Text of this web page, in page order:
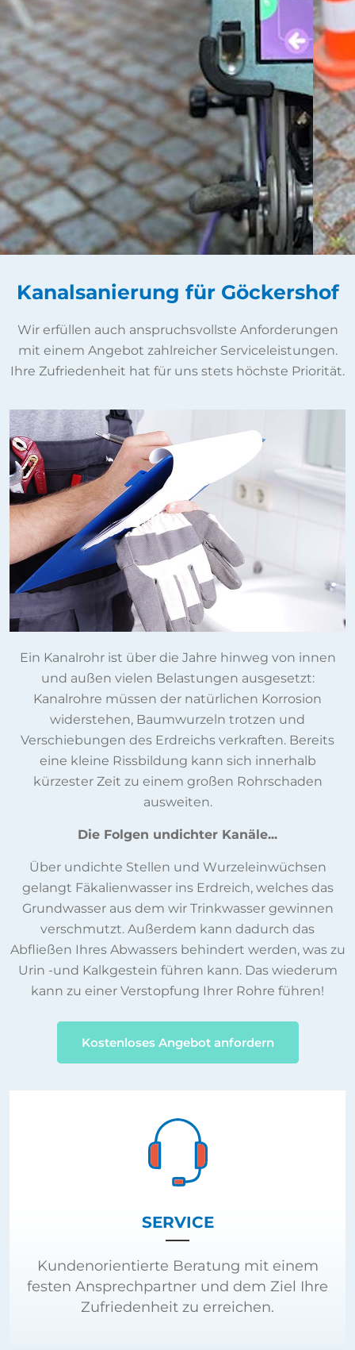
Kanalsanierung für Göckershof
Wir erfüllen auch anspruchsvollste Anforderungen
mit einem Angebot zahlreicher Serviceleistungen.
Ihre Zufriedenheit hat für uns stets höchste Priorität.
Ein Kanalrohr ist über die Jahre hinweg von innen
und außen vielen Belastungen ausgesetzt:
Kanalrohre müssen der natürlichen Korrosion
widerstehen, Baumwurzeln trotzen und
Verschiebungen des Erdreichs verkraften. Bereits
eine kleine Rissbildung kann sich innerhalb
kürzester Zeit zu einem großen Rohrschaden
ausweiten.
Die Folgen undichter Kanäle...
Über undichte Stellen und Wurzeleinwüchsen
gelangt Fäkalienwasser ins Erdreich, welches das
Grundwasser aus dem wir Trinkwasser gewinnen
verschmutzt. Außerdem kann dadurch das
Abfließen Ihres Abwassers behindert werden, was zu
Urin -und Kalkgestein führen kann. Das wiederum
kann zu einer Verstopfung Ihrer Rohre führen!
Kostenloses Angebot anfordern
SERVICE
Kundenorientierte Beratung mit einem
festen Ansprechpartner und dem Ziel Ihre
Zufriedenheit zu erreichen.